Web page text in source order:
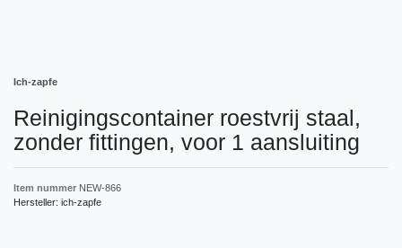
Ich-zapfe
Reinigingscontainer roestvrij staal,
zonder fittingen, voor 1 aansluiting
Item nummer NEW-866
Hersteller: ich-zapfe